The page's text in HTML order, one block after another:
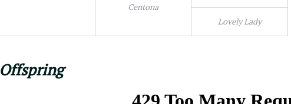
Centona
Lovely Lady
Offspring